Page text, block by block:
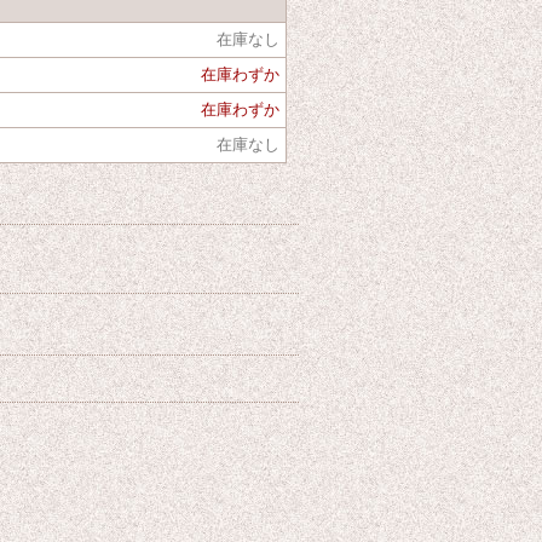
在庫なし
在庫わずか
在庫わずか
在庫なし